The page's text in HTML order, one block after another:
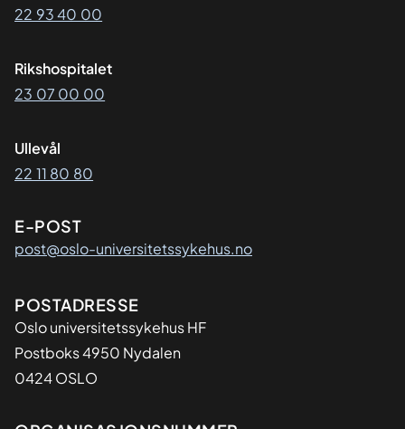
22 93 40 00
Rikshospitalet
23 07 00 00
Ullevål
22 11 80 80
E-POST
post@oslo-universitetssykehus.no
Adresse
POSTADRESSE
Oslo universitetssykehus HF
Postboks 4950 Nydalen
0424 OSLO